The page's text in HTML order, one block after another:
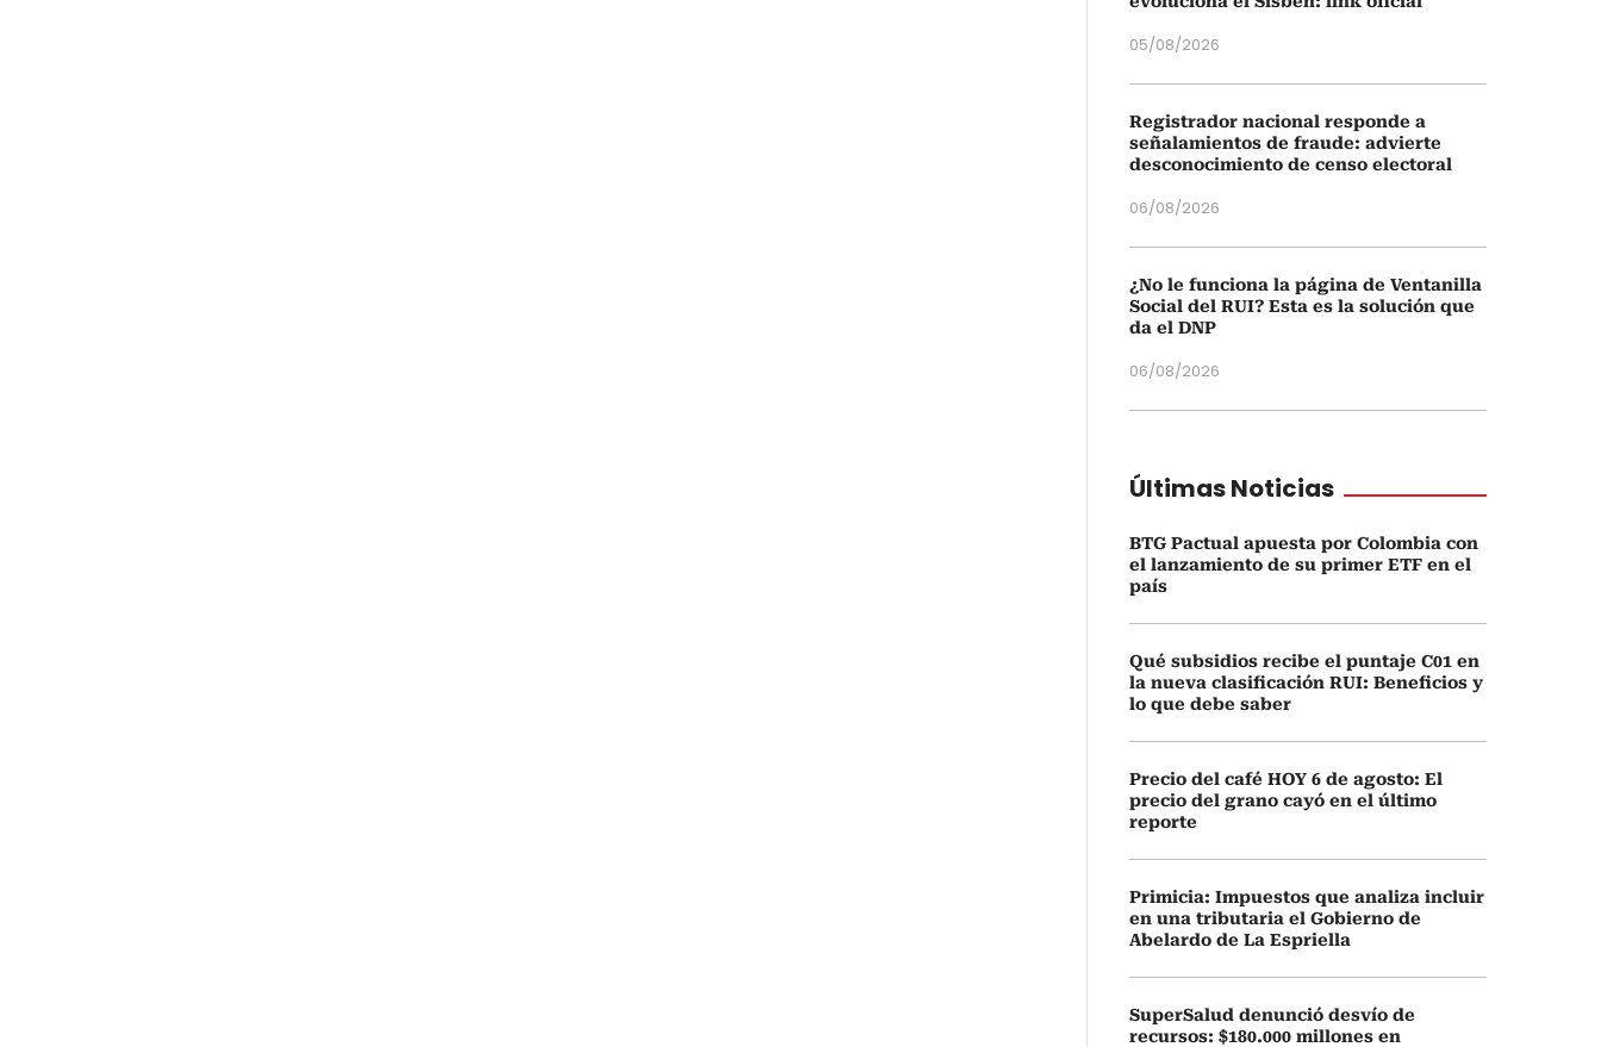
05/08/2026
Registrador nacional responde a
señalamientos de fraude: advierte
desconocimiento de censo electoral
06/08/2026
¿No le funciona la página de Ventanilla
Social del RUI? Esta es la solución que
da el DNP
06/08/2026
Últimas Noticias
BTG Pactual apuesta por Colombia con
el lanzamiento de su primer ETF en el
país
Qué subsidios recibe el puntaje C01 en
la nueva clasificación RUI: Beneficios y
lo que debe saber
Precio del café HOY 6 de agosto: El
precio del grano cayó en el último
reporte
Primicia: Impuestos que analiza incluir
en una tributaria el Gobierno de
Abelardo de La Espriella
SuperSalud denunció desvío de
recursos: $180.000 millones en